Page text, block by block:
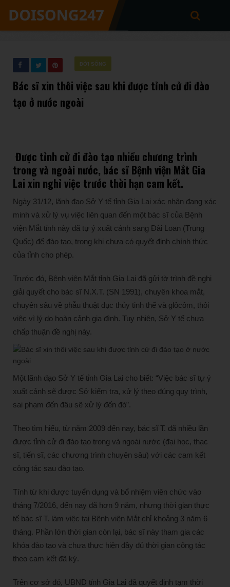
ĐỜI SỐNG
Bác sĩ xin thôi việc sau khi được tỉnh cử đi đào
tạo ở nước ngoài
Được tỉnh cử đi đào tạo nhiều chương trình
trong và ngoài nước, bác sĩ Bệnh viện Mắt Gia
Lai xin nghỉ việc trước thời hạn cam kết.
Ngày 31/12, lãnh đạo Sở Y tế tỉnh Gia Lai xác nhận đang xác
minh và xử lý vụ việc liên quan đến một bác sĩ của Bệnh
viện Mắt tỉnh này đã tự ý xuất cảnh sang Đài Loan (Trung
Quốc) để đào tạo, trong khi chưa có quyết định chính thức
của tỉnh cho phép.
Trước đó, Bệnh viện Mắt tỉnh Gia Lai đã gửi tờ trình đề nghị
giải quyết cho bác sĩ N.X.T. (SN 1991), chuyên khoa mắt,
chuyên sâu về phẫu thuật đục thủy tinh thể và glôcôm, thôi
việc vì lý do hoàn cảnh gia đình. Tuy nhiên, Sở Y tế chưa
chấp thuận đề nghị này.
Một lãnh đạo Sở Y tế tỉnh Gia Lai cho biết: “Việc bác sĩ tự ý
xuất cảnh sẽ được Sở kiểm tra, xử lý theo đúng quy trình,
sai phạm đến đâu sẽ xử lý đến đó”.
Theo tìm hiểu, từ năm 2009 đến nay, bác sĩ T. đã nhiều lần
được tỉnh cử đi đào tạo trong và ngoài nước (đại học, thạc
sĩ, tiến sĩ, các chương trình chuyên sâu) với các cam kết
công tác sau đào tạo.
Tính từ khi được tuyển dụng và bổ nhiệm viên chức vào
tháng 7/2016, đến nay đã hơn 9 năm, nhưng thời gian thực
tế bác sĩ T. làm việc tại Bệnh viện Mắt chỉ khoảng 3 năm 6
tháng. Phần lớn thời gian còn lại, bác sĩ này tham gia các
khóa đào tạo và chưa thực hiện đầy đủ thời gian công tác
theo cam kết đã ký.
Trên cơ sở đó, UBND tỉnh Gia Lai đã quyết định tạm thời